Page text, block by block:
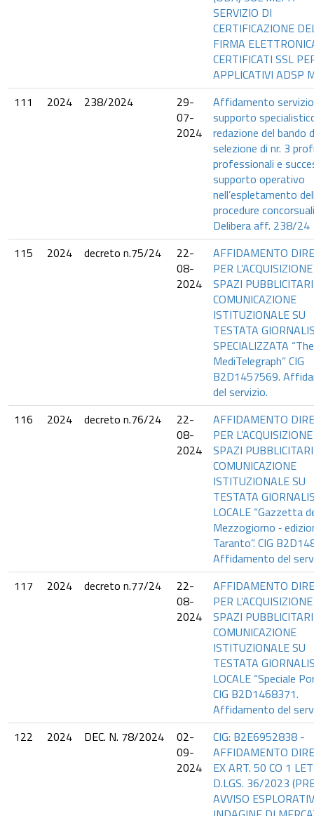
SERVIZIO DI
CERTIFICAZIONE
FIRMA
CERTIFICATI SSL
APPLICATIVI ADSP
111
2024 238/2024
29-
07-
2024
Affidamento
supporto
redazione del bando
selezione di nr. 3
professionali e
supporto operativo
nell’espletamento
procedure
Delibera aff. 238/24
115
2024 decreto n.75/24
22-
08-
2024
AFFIDAMENTO
PER
SPAZI
COMUNICAZIONE
ISTITUZIONALE SU
TESTATA
SPECIALIZZATA “The
MediTelegraph” CIG
B2D1457569.
del servizio.
116
2024 decreto n.76/24
22-
08-
2024
AFFIDAMENTO
PER
SPAZI
COMUNICAZIONE
ISTITUZIONALE SU
TESTATA
LOCALE “Gazzetta
Mezzogiorno ‐
Taranto”. CIG
Affidamento del
117
2024 decreto n.77/24
22-
08-
2024
AFFIDAMENTO
PER
SPAZI
COMUNICAZIONE
ISTITUZIONALE SU
TESTATA
LOCALE “Speciale
CIG B2D1468371.
Affidamento del
122
2024 DEC. N. 78/2024
02-
09-
2024
CIG: B2E6952838 -
AFFIDAMENTO
EX ART. 50 CO 1
D.LGS. 36/2023
AVVISO